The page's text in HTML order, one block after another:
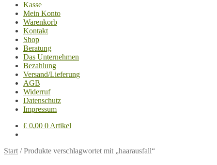
Kasse
Mein Konto
Warenkorb
Kontakt
Shop
Beratung
Das Unternehmen
Bezahlung
Versand/Lieferung
AGB
Widerruf
Datenschutz
Impressum
€ 0,00 0 Artikel
Start /Produkte verschlagwortet mit „haarausfall“